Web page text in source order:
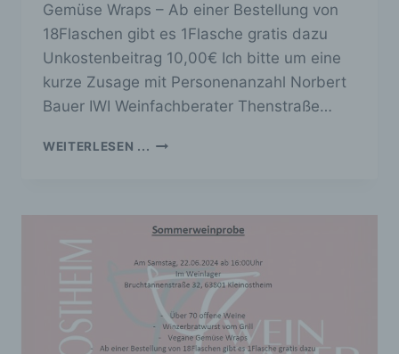
Gemüse Wraps – Ab einer Bestellung von
18Flaschen gibt es 1Flasche gratis dazu
Unkostenbeitrag 10,00€ Ich bitte um eine
kurze Zusage mit Personenanzahl Norbert
Bauer IWI Weinfachberater Thenstraße…
WEITERLESEN ... TIPP:
06.06.2026